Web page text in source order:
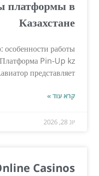
платформы в
Казахстане
работы
Pin-Up kz
авиатор представляет...
קרא עוד »
יונ 28, 2026
Casinos